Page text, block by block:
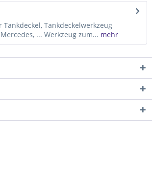
Tankdeckel, Tankdeckelwerkzeug
... Werkzeug zum... mehr